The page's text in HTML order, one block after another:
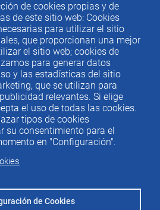
de cookies propias y de
de este sitio web: Cookies
para utilizar el sitio
que proporcionan una mejor
el sitio web; cookies de
para generar datos
y las estadísticas del sitio
que se utilizan para
relevantes. Si elige
el uso de todas las cookies.
tipos de cookies
su consentimiento para el
en "Configuración".
de Cookies